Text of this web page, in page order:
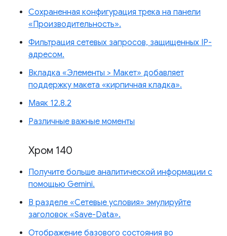
Сохраненная конфигурация трека на панели
«Производительность».
Фильтрация сетевых запросов, защищенных IP-
адресом.
Вкладка «Элементы > Макет» добавляет
поддержку макета «кирпичная кладка».
Маяк 12.8.2
Различные важные моменты
Хром 140
Получите больше аналитической информации с
помощью Gemini.
В разделе «Сетевые условия» эмулируйте
заголовок «Save-Data».
Отображение базового состояния во